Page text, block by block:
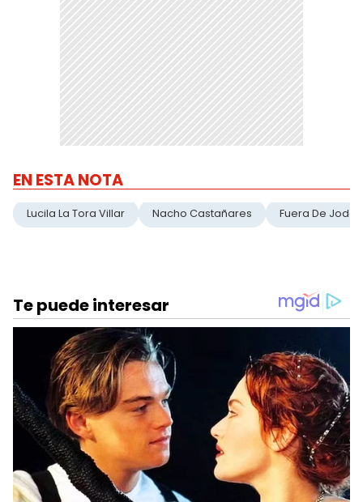
EN ESTA NOTA
Lucila La Tora Villar Nacho Castañares Fuera De Joda